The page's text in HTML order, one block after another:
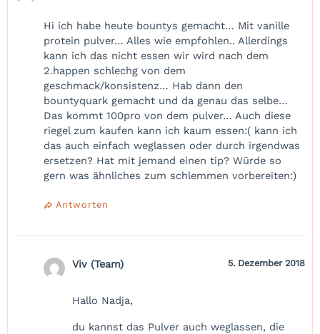
Hi ich habe heute bountys gemacht… Mit vanille
protein pulver… Alles wie empfohlen.. Allerdings
kann ich das nicht essen wir wird nach dem
2.happen schlechg von dem
geschmack/konsistenz… Hab dann den
bountyquark gemacht und da genau das selbe…
Das kommt 100pro von dem pulver… Auch diese
riegel zum kaufen kann ich kaum essen:( kann ich
das auch einfach weglassen oder durch irgendwas
ersetzen? Hat mit jemand einen tip? Würde so
gern was ähnliches zum schlemmen vorbereiten:)
Antworten
Viv (Team) 5. Dezember 2018
Hallo Nadja,
du kannst das Pulver auch weglassen, die